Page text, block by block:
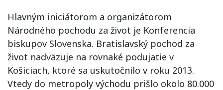
Hlavným iniciátorom a organizátorom
Národného pochodu za život je Konferencia
biskupov Slovenska. Bratislavský pochod za
život nadväzuje na rovnaké podujatie v
Košiciach, ktoré sa uskutočnilo v roku 2013.
Vtedy do metropoly východu prišlo okolo 80.000